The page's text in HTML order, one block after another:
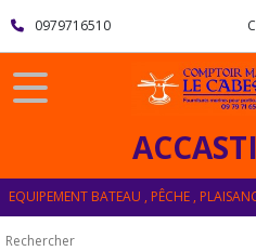
0979716510